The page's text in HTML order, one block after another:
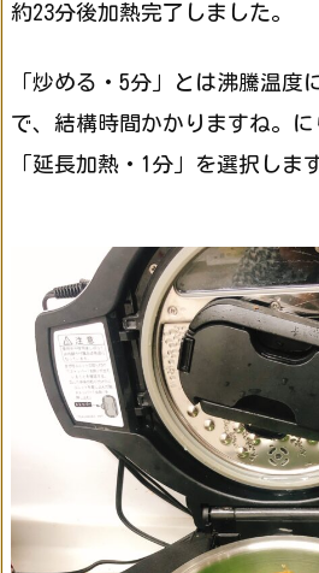
約23分後加熱完了しました。
「炒める・5分」とは沸騰温度
で、結構時間かかりますね。
「延長加熱・1分」を選択しま